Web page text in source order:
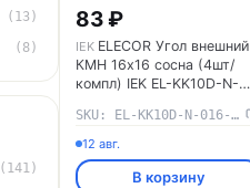
(13)
(8)
(141)
83 ₽
IEK ELECOR Угол внешний
КМН 16х16 сосна (4шт/
компл) IEK EL-KK10D-N-
SKU: EL-KK10D-N-016-016-K34
12 авг.
В корзину